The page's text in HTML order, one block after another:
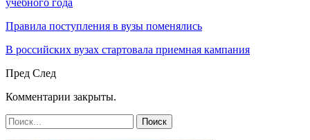
Правила поступления в вузы поменялись
В российских вузах стартовала приемная кампания
Пред След
Комментарии закрыты.